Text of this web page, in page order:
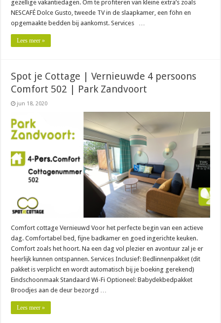
gezellige vakantiedagen. Om te profiteren van kleine extra’s zoals
NESCAFÉ Dolce Gusto, tweede TV in de slaapkamer, een föhn en
opgemaakte bedden bij aankomst. Services …
Lees meer »
Spot je Cottage | Vernieuwde 4 persoons
Comfort 502 | Park Zandvoort
jun 18, 2020
Comfort cottage Vernieuwd Voor het perfecte begin van een actieve
dag. Comfortabel bed, fijne badkamer en goed ingerichte keuken.
Comfort zoals het hoort. Na een dag vol plezier en avontuur zal je er
heerlijk kunnen ontspannen. Services Inclusief: Bedlinnenpakket (dit
pakket is verplicht en wordt automatisch bij je boeking gerekend)
Eindschoonmaak Standaard Wi-Fi Optioneel: Babydekbedpakket
Broodjes aan de deur bezorgd …
Lees meer »